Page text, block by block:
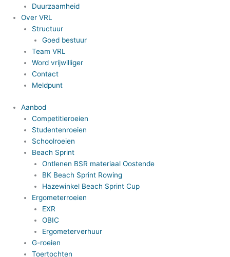
Duurzaamheid
Over VRL
Structuur
Goed bestuur
Team VRL
Word vrijwilliger
Contact
Meldpunt
Aanbod
Competitieroeien
Studentenroeien
Schoolroeien
Beach Sprint
Ontlenen BSR materiaal Oostende
BK Beach Sprint Rowing
Hazewinkel Beach Sprint Cup
Ergometerroeien
EXR
OBIC
Ergometerverhuur
G-roeien
Toertochten